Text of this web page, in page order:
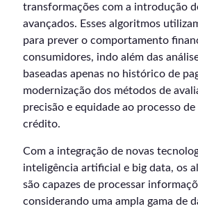
transformações com a introdução
avançados. Esses algoritmos
para prever o comportamento
consumidores, indo além das
baseadas apenas no histórico de
modernização dos métodos de
precisão e equidade ao processo
crédito.
Com a integração de novas
inteligência artificial e big data, os
são capazes de processar
considerando uma ampla gama de